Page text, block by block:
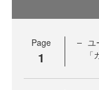
Page
1
ユ